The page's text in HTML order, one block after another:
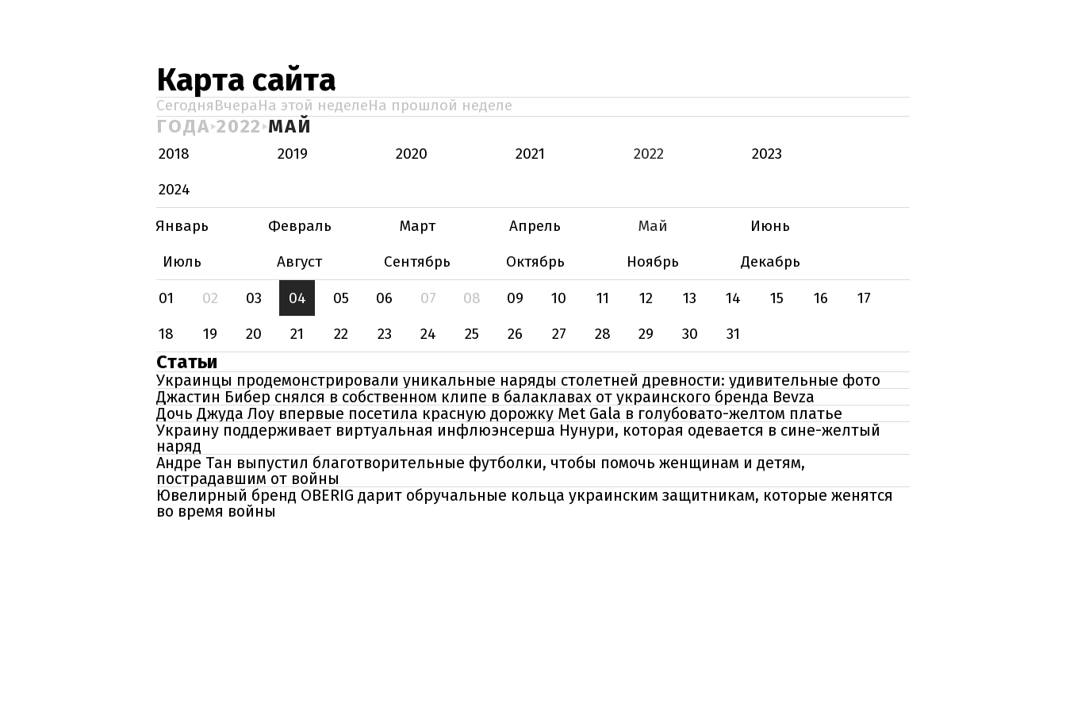
Карта сайта
СегодняВчераНа этой неделеНа прошлой неделе
ГОДА 2022 МАЙ
2018 2019 2020 2021 2022
2023
2024
Январь
Февраль Март Апрель Май
Июнь
Июль
Август Сентябрь Октябрь Ноябрь
Декабрь
01
02 03 04 05 06 07 08 09 10 11 12 13 14 15 16
17
18
19 20 21 22 23 24 25 26 27 28 29 30 31
Статьи
Украинцы продемонстрировали уникальные наряды столетней древности: удивительные фото
Джастин Бибер снялся в собственном клипе в балаклавах от украинского бренда Bevza
Дочь Джуда Лоу впервые посетила красную дорожку Met Gala в голубовато-желтом платье
Украину поддерживает виртуальная инфлюэнсерша Нунури, которая одевается в сине-желтый
наряд
Андре Тан выпустил благотворительные футболки, чтобы помочь женщинам и детям,
пострадавшим от войны
Ювелирный бренд OBERIG дарит обручальные кольца украинским защитникам, которые женятся
во время войны